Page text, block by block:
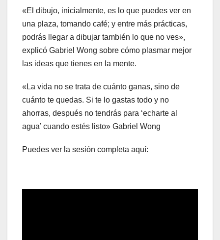
«El dibujo, inicialmente, es lo que puedes ver en
una plaza, tomando café; y entre más prácticas,
podrás llegar a dibujar también lo que no ves»,
explicó Gabriel Wong sobre cómo plasmar mejor
las ideas que tienes en la mente.
«La vida no se trata de cuánto ganas, sino de
cuánto te quedas. Si te lo gastas todo y no
ahorras, después no tendrás para ‘echarte al
agua’ cuando estés listo» Gabriel Wong
Puedes ver la sesión completa aquí: